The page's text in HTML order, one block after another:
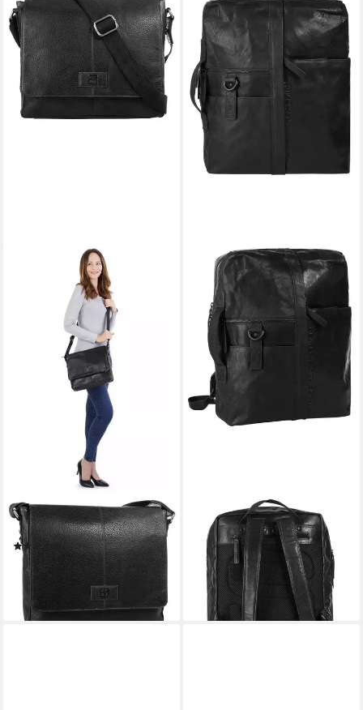
BODENSCHATZ
Messenger Bag, echt Leder
(5)
149,95 €
lieferbar - in 1-2 Werktagen bei dir
SPIKES & SPARROW
Aktentasche, echt Leder
149,95 €
UVP 199,95 €
-25%
lieferbar - in 1-2 Werktagen bei dir